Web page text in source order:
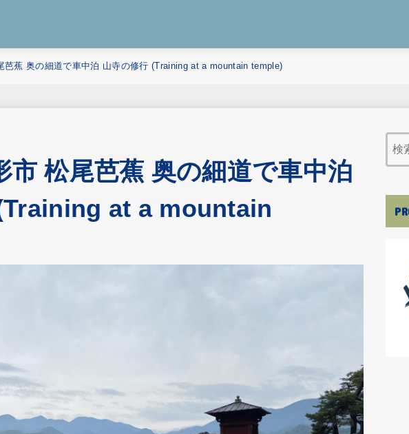
芭蕉 奥の細道で車中泊 山寺の修行 (Training at a mountain temple)
市 松尾芭蕉 奥の細道で車中泊
at a mountain